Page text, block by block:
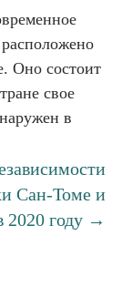
Оно состоит
свое
в
Сан-Томе и
2020 году →